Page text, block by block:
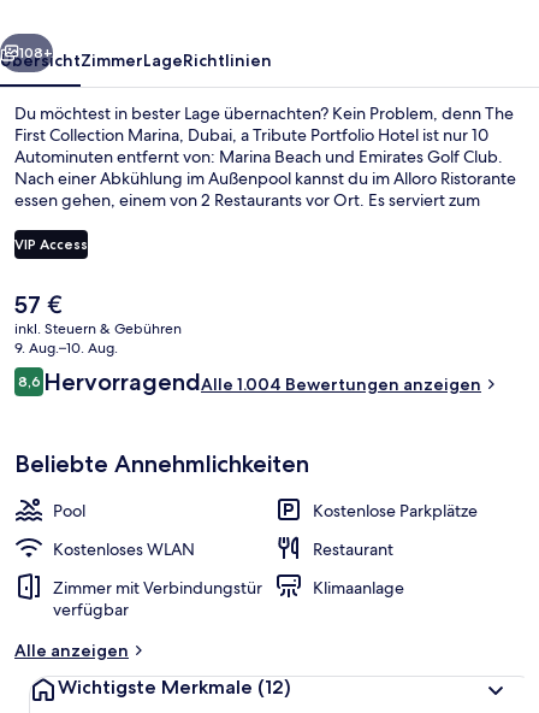
Tribute
Portfolio
Hotel
Weiter
108+
ÜbersichtZimmerLageRichtlinien
Du möchtest in bester Lage übernachten? Kein Problem, denn The
First Collection Marina, Dubai, a Tribute Portfolio Hotel ist nur 10
Autominuten entfernt von: Marina Beach und Emirates Golf Club.
Nach einer Abkühlung im Außenpool kannst du im Alloro Ristorante
essen gehen, einem von 2 Restaurants vor Ort. Es serviert zum
Weitere Highlights sind eine Bar/Lounge, ein Fitnessbereich (rund
um die Uhr geöffnet) und Fitnessmöglichkeiten. Andere Reisende
Fußmarsch von den öffentlichen Verkehrsmitteln entfernt: Zur U-
Bahn (Straßenbahnhaltestelle Jumeirah Beach Residence 2) sind es
15 Minuten.
VIP Access
Der
aktuelle
Preis
beträgt
57 €.
57 €
inkl. Steuern & Gebühren
9. Aug.–10. Aug.
Bewertungen
8,68,6 von 10.
HervorragendAlle 1.004 Bewertungen anzeigen
Beliebte Annehmlichkeiten
Pool
Kostenlose Parkplätze
Kostenloses WLAN
Restaurant
Zimmer mit Verbindungstür
verfügbar
Klimaanlage
Alle anzeigen
Wichtigste Merkmale (12)